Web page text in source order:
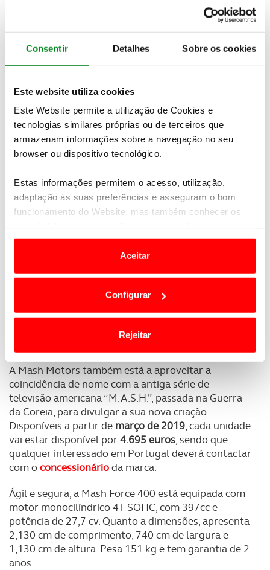
Consentir Detalhes Sobre os cookies
Este website utiliza cookies
Este Website permite a utilização de Cookies e
tecnologias similares próprias ou de terceiros que
armazenam informações sobre a navegação no seu
browser ou dispositivo tecnológico.
Estas informações permitem o acesso, utilização,
adaptação às suas preferências e asseguram o bom
funcionamento do Website, mas também conhecer os
e anúncios de modo a promover produtos e/ou serviços.
Em alguns casos, a utilização destas tecnologias
termos e a todo o tempo as suas preferências e limitando
o acesso a informações durante a navegação no
personalizar conteúdos e anúncios, para lhe proporcionar
funcionalidades de redes sociais, bem como para
analisar dados de navegação no nosso website.
Adicionalmente partilhamos informação, relativa à sua
utilização do nosso site de publicidade e de análise, com
parceiros e organizações na UE e em países terceiros.
dados pessoais serão realizadas apenas com o seu
consentimento e quando tal se afigure estritamente
necessário no contexto dos serviços a prestar.
Realçamos que o bloqueio de certo tipo de Cookies e
Aceitar
Configurar
Rejeitar
A Mash Motors também está a aproveitar a
coincidência de nome com a antiga série de
televisão americana “M.A.S.H.”, passada na Guerra
da Coreia, para divulgar a sua nova criação.
Disponíveis a partir de março de 2019, cada unidade
vai estar disponível por4.695 euros, sendo que
qualquer interessado em Portugal deverá contactar
com oconcessionárioda marca.
Ágil e segura, a Mash Force 400 está equipada com
motor monocilíndrico 4T SOHC, com 397cc e
potência de 27,7 cv. Quanto a dimensões, apresenta
2,130 cm de comprimento, 740 cm de largura e
1,130 cm de altura. Pesa 151 kg e tem garantia de 2
anos.